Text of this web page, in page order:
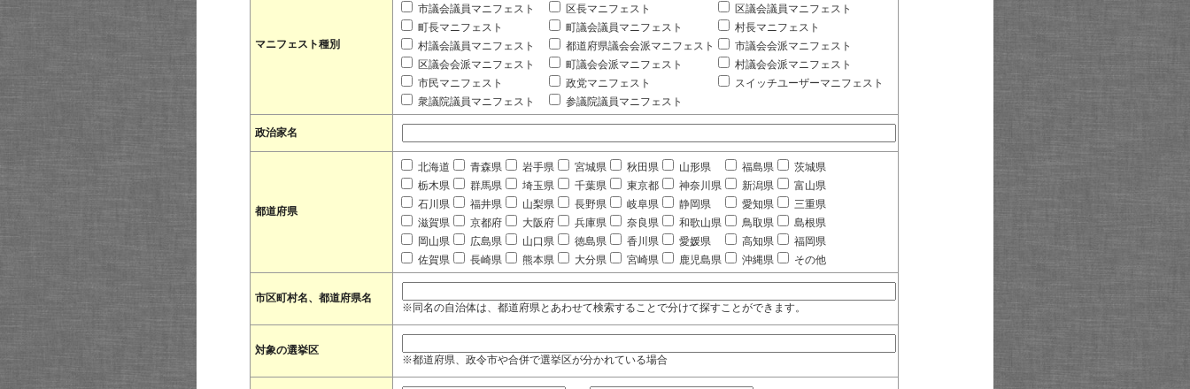
マニフェスト種別
市議会議員マニフェスト
区長マニフェスト
区議会議員マニフェスト
町長マニフェスト
町議会議員マニフェスト
村長マニフェスト
村議会議員マニフェスト
都道府県議会会派マニフェスト
市議会会派マニフェスト
区議会会派マニフェスト
町議会会派マニフェスト
村議会会派マニフェスト
市民マニフェスト
政党マニフェスト
スイッチユーザーマニフェスト
衆議院議員マニフェスト
参議院議員マニフェスト
政治家名
都道府県
北海道 青森県 岩手県 宮城県 秋田県 山形県 福島県
茨城県
栃木県
群馬県 埼玉県 千葉県 東京都 神奈川県 新潟県
富山県
石川県
福井県 山梨県 長野県 岐阜県 静岡県 愛知県
三重県
滋賀県
京都府 大阪府 兵庫県 奈良県 和歌山県 鳥取県
島根県
岡山県
広島県 山口県 徳島県 香川県 愛媛県 高知県
福岡県
佐賀県
長崎県 熊本県 大分県 宮崎県 鹿児島県 沖縄県 その他
市区町村名、都道府県名
※同名の自治体は、都道府県とあわせて検索することで分けて探すことができます。
対象の選挙区
※都道府県、政令市や合併で選挙区が分かれている場合